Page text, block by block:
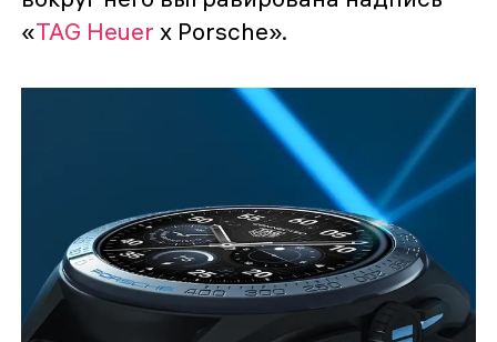
«TAG Heuer x Porsche».